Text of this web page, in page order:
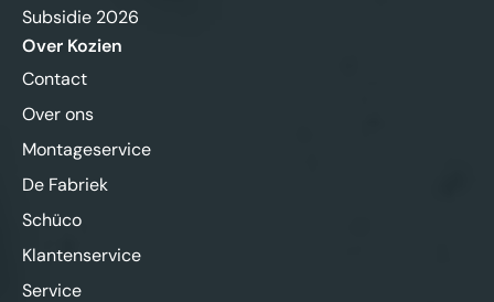
Subsidie 2026
Over Kozien
Contact
Over ons
Montageservice
De Fabriek
Schüco
Klantenservice
Service